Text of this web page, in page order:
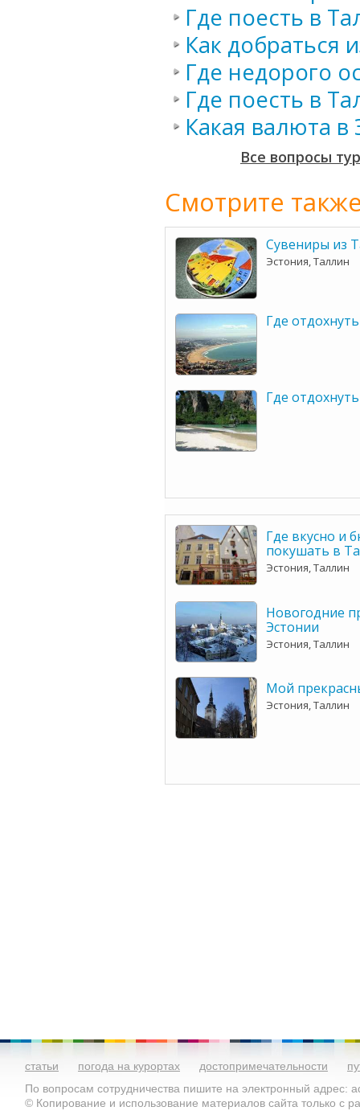
Где поесть в
Как добраться
Где недорого
Где поесть в
Какая валюта в
Все вопросы
Смотрите
Сувениры из
Эстония, Таллин
Где
Где
Где вкусно и
покушать в
Эстония, Таллин
Новогодние
Эстонии
Эстония, Таллин
Мой
Эстония, Таллин
статьи погода на курортах достопримечательности
По вопросам сотрудничества пишите на электронный адрес:
© Копирование и использование материалов сайта только с